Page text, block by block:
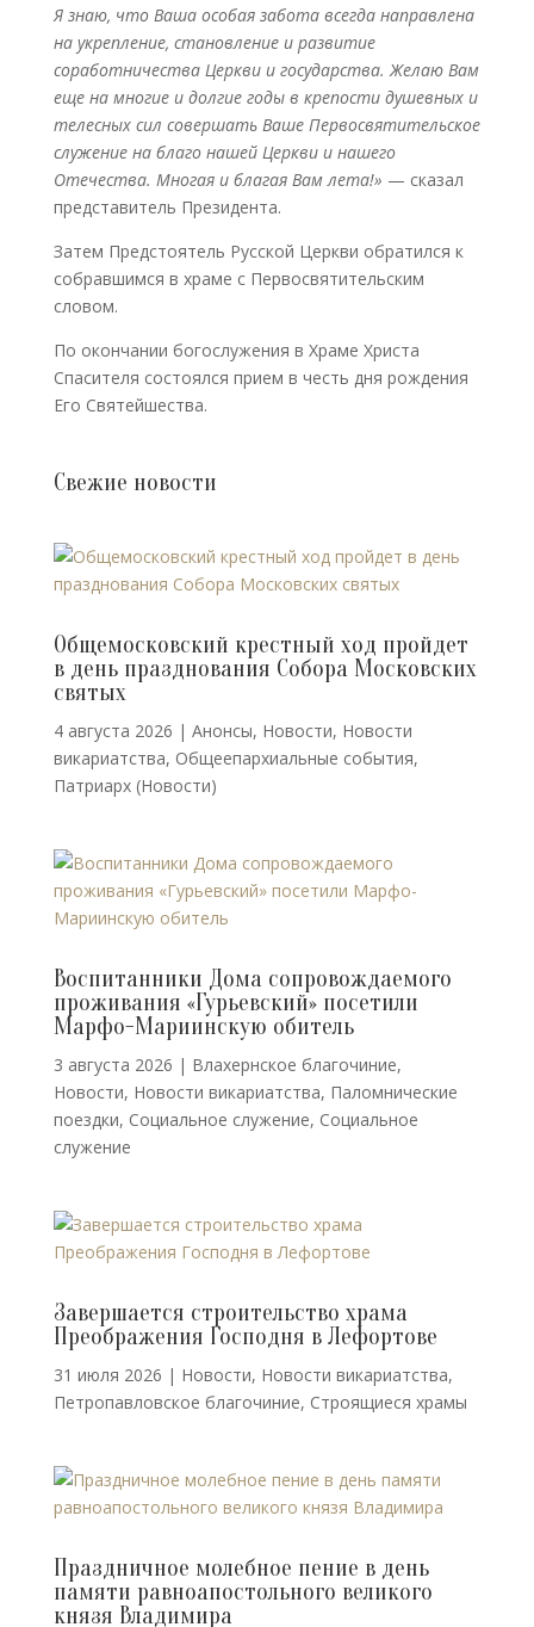
Я знаю, что Ваша особая забота всегда направлена
на укрепление, становление и развитие
соработничества Церкви и государства. Желаю Вам
еще на многие и долгие годы в крепости душевных и
телесных сил совершать Ваше Первосвятительское
служение на благо нашей Церкви и нашего
Отечества. Многая и благая Вам лета!» — сказал
представитель Президента.
Затем Предстоятель Русской Церкви обратился к
собравшимся в храме с Первосвятительским
словом.
По окончании богослужения в Храме Христа
Спасителя состоялся прием в честь дня рождения
Его Святейшества.
Свежие новости
Общемосковский крестный ход пройдет
в день празднования Собора Московских
святых
4 августа 2026 | Анонсы, Новости, Новости
викариатства, Общеепархиальные события,
Патриарх (Новости)
Воспитанники Дома сопровождаемого
проживания «Гурьевский» посетили
Марфо-Мариинскую обитель
3 августа 2026 | Влахернское благочиние,
Новости, Новости викариатства, Паломнические
поездки, Социальное служение, Социальное
служение
Завершается строительство храма
Преображения Господня в Лефортове
31 июля 2026 | Новости, Новости викариатства,
Петропавловское благочиние, Строящиеся храмы
Праздничное молебное пение в день
памяти равноапостольного великого
князя Владимира